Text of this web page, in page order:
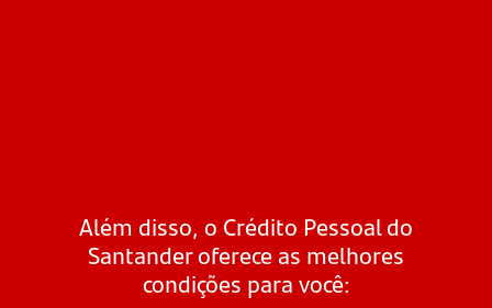
Além disso, o Crédito Pessoal do
Santander oferece as melhores
condições para você: